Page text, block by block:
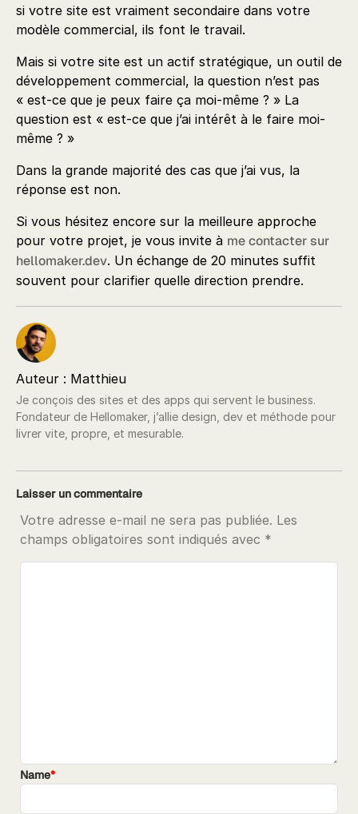
si votre site est vraiment secondaire dans votre
modèle commercial, ils font le travail.
Mais si votre site est un actif stratégique, un outil de
développement commercial, la question n’est pas
« est-ce que je peux faire ça moi-même ? » La
question est « est-ce que j’ai intérêt à le faire moi-
même ? »
Dans la grande majorité des cas que j’ai vus, la
réponse est non.
Si vous hésitez encore sur la meilleure approche
pour votre projet, je vous invite à me contacter sur
hellomaker.dev. Un échange de 20 minutes suffit
souvent pour clarifier quelle direction prendre.
Auteur : Matthieu
Je conçois des sites et des apps qui servent le business.
Fondateur de Hellomaker, j’allie design, dev et méthode pour
livrer vite, propre, et mesurable.
Laisser un commentaire
Votre adresse e-mail ne sera pas publiée. Les
champs obligatoires sont indiqués avec *
Name*